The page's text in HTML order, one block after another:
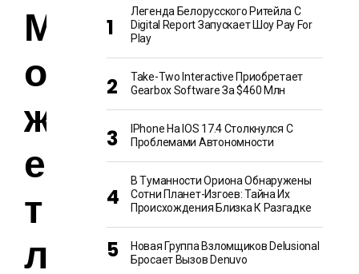
М
о
ж
е
т
л
Легенда Белорусского Ритейла C
Digital Report Запускает Шоу Pay For
Play
Take-Two Interactive Приобретает
Gearbox Software За $460 Млн
IPhone На IOS 17.4 Столкнулся С
Проблемами Автономности
В Туманности Ориона Обнаружены
Сотни Планет-Изгоев: Тайна Их
Происхождения Близка К Разгадке
Новая Группа Взломщиков Delusional
Бросает Вызов Denuvo